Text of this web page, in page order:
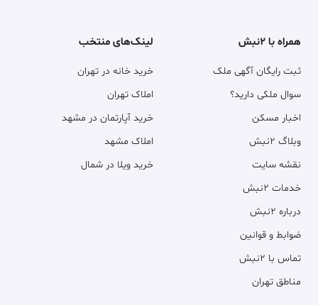
همراه با ۲نبش
ثبت رایگان آگهی ملک
سوال ملکی دارید؟
اخبار مسکن
وبلاگ ۲نبش
نقشه سایت
خدمات ۲نبش
درباره ۲نبش
ضوابط و قوانین
تماس با ۲نبش
مناطق تهران
لینک‌های منتخب
خرید خانه در تهران
املاک تهران
خرید آپارتمان در مشهد
املاک مشهد
خرید ویلا در شمال